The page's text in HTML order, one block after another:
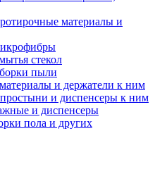
материалы и
стекол
пыли
и держатели к ним
и диспенсеры к ним
и диспенсеры
пола и других